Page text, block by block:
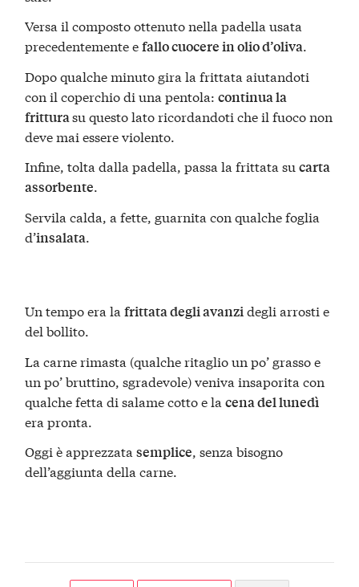
Versa il composto ottenuto nella padella usata
precedentemente efallo cuocere in olio d’oliva.
Dopo qualche minuto gira la frittata aiutandoti
con il coperchio di una pentola:continua la
fritturasu questo lato ricordandoti che il fuoco non
deve mai essere violento.
Infine, tolta dalla padella, passa la frittata sucarta
assorbente.
Servila calda, a fette, guarnita con qualche foglia
d’insalata.
Un tempo era lafrittata degli avanzidegli arrosti e
del bollito.
La carne rimasta (qualche ritaglio un po’ grasso e
un po’ bruttino, sgradevole) veniva insaporita con
qualche fetta di salame cotto e lacena del lunedì
era pronta.
Oggi è apprezzatasemplice, senza bisogno
dell’aggiunta della carne.